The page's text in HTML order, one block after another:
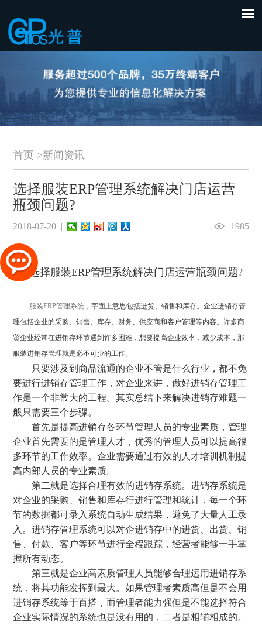
首页 >新闻资讯
选择服装ERP管理系统解决门店运营
瓶颈问题?
2018-07-20 | 1985
服装ERP管理系统 ，字面上意思包括进货、销售和库存。企业进销存管
理包括企业的采购、销售、库存、财务、供应商和客户管理等内容。许多商
贸企业经常在进销存环节遇到许多困难，想要提高企业效率，减少成本，那
服装进销存管理就是必不可少的工作。
只要涉及到商品流通的企业不管是什么行业，都不免
要进行进销存管理工作，对企业来讲，做好进销存管理工
作是一个非常大的工程。其实总结下来解决进销存难题一
般只需要三个步骤。
首先是提高进销存各环节管理人员的专业素质，管理
企业首先需要的是管理人才，优秀的管理人员可以提高很
多环节的工作效率。企业需要通过有效的人才培训机制提
高内部人员的专业素质。
第二就是选择合理有效的进销存系统。进销存系统是
对企业的采购、销售和库存行进行管理和统计，每一个环
节的数据都可录入系统自动生成结果，避免了大量人工录
入。进销存管理系统可以对企进销存中的进货、出货、销
售、付款、客户等环节进行全程跟踪，经营者能够一手掌
握所有动态。
第三就是企业高素质管理人员能够合理运用进销存系
统，将其功能发挥到最大。如果管理者素质高但是不会用
进销存系统等于百搭，而管理者能力强但是不能选择符合
企业实际情况的系统也是没有用的，二者是相辅相成的。